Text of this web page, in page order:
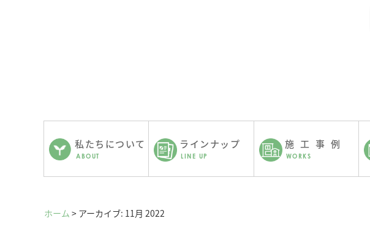
私たちについて
ABOUT
ラインナップ
LINE UP
施工事例
WORKS
ホーム > アーカイブ: 11月 2022